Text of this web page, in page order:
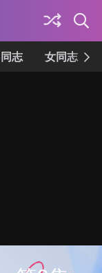
志 女同志